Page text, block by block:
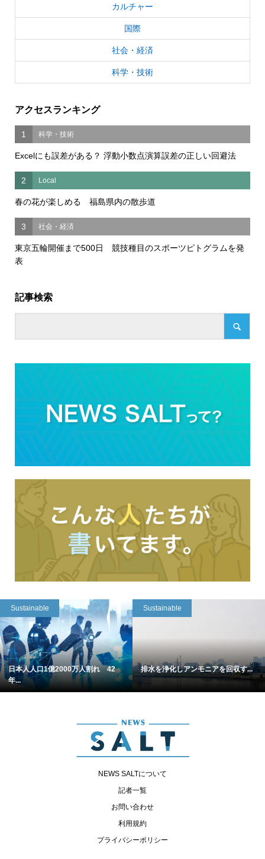
カルチャー
国際
社会・経済
科学・技術
アクセスランキング
1 科学・技術
Excelにも誤差がある？ 浮動小数点演算誤差の正しい回避法
2 Local
春の花が楽しめる 福島県内の散歩道
3 社会・経済
東京五輪開催まで500日 競技種目のスポーツピトグラムを発
表
記事検索
Sustainable
日本人人口1億2000万人割れ 42
年...
Sustainable
排水を浄化しアンモニアを回収す...
NEWS SALTについて
記者一覧
お問い合わせ
利用規約
プライバシーポリシー